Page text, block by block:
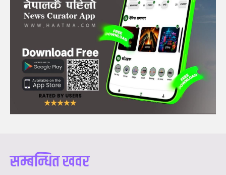
सम्बन्धित खवर